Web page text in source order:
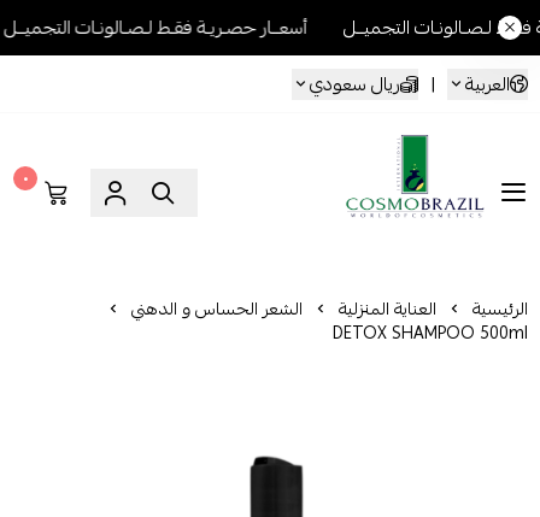
التجميــل أسعــار حصـريـة فقـط لـصـالونـات التجميــل
العربية
| ريال سعودي
Cosmo Brazil
٠
الرئيسية العناية المنزلية الشعر الحساس و الدهني
DETOX SHAMPOO 500ml